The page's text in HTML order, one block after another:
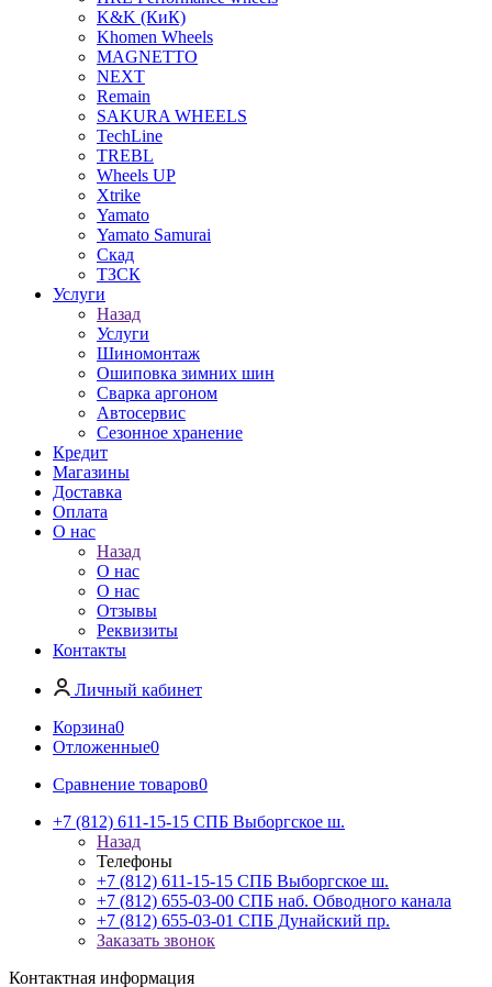
K&K (КиК)
Khomen Wheels
MAGNETTO
NEXT
Remain
SAKURA WHEELS
TechLine
TREBL
Wheels UP
Xtrike
Yamato
Yamato Samurai
Скад
ТЗСК
Услуги
Назад
Услуги
Шиномонтаж
Ошиповка зимних шин
Сварка аргоном
Автосервис
Сезонное хранение
Кредит
Магазины
Доставка
Оплата
О нас
Назад
О нас
О нас
Отзывы
Реквизиты
Контакты
Личный кабинет
Корзина0
Отложенные0
Сравнение товаров0
+7 (812) 611-15-15 СПБ Выборгское ш.
Назад
Телефоны
+7 (812) 611-15-15 СПБ Выборгское ш.
+7 (812) 655-03-00 СПБ наб. Обводного канала
+7 (812) 655-03-01 СПБ Дунайский пр.
Заказать звонок
Контактная информация